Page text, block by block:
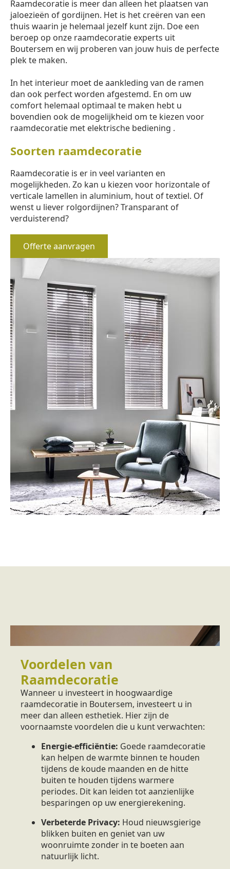
Raamdecoratie is meer dan alleen het plaatsen van
jaloezieën of gordijnen. Het is het creëren van een
thuis waarin je helemaal jezelf kunt zijn. Doe een
beroep op onze raamdecoratie experts uit
Boutersem en wij proberen van jouw huis de perfecte
plek te maken.
In het interieur moet de aankleding van de ramen
dan ook perfect worden afgestemd. En om uw
comfort helemaal optimaal te maken hebt u
bovendien ook de mogelijkheid om te kiezen voor
raamdecoratie met elektrische bediening .
Soorten raamdecoratie
Raamdecoratie is er in veel varianten en
mogelijkheden. Zo kan u kiezen voor horizontale of
verticale lamellen in aluminium, hout of textiel. Of
wenst u liever rolgordijnen? Transparant of
verduisterend?
Offerte aanvragen
Voordelen van
Raamdecoratie
Wanneer u investeert in hoogwaardige
raamdecoratie in Boutersem, investeert u in
meer dan alleen esthetiek. Hier zijn de
voornaamste voordelen die u kunt verwachten:
Energie-efficiëntie: Goede raamdecoratie
kan helpen de warmte binnen te houden
tijdens de koude maanden en de hitte
buiten te houden tijdens warmere
periodes. Dit kan leiden tot aanzienlijke
besparingen op uw energierekening.
Verbeterde Privacy: Houd nieuwsgierige
blikken buiten en geniet van uw
woonruimte zonder in te boeten aan
natuurlijk licht.